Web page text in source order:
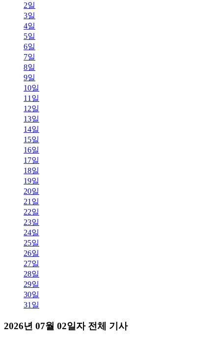
2일
3일
4일
5일
6일
7일
8일
9일
10일
11일
12일
13일
14일
15일
16일
17일
18일
19일
20일
21일
22일
23일
24일
25일
26일
27일
28일
29일
30일
31일
2026년 07월 02일자 전체 기사